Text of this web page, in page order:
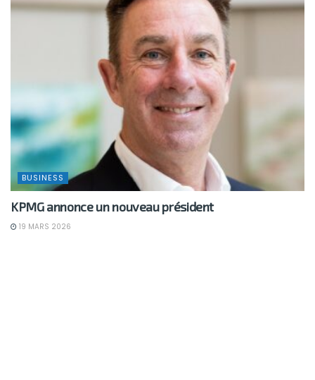
BUSINESS
KPMG annonce un nouveau président
19 MARS 2026